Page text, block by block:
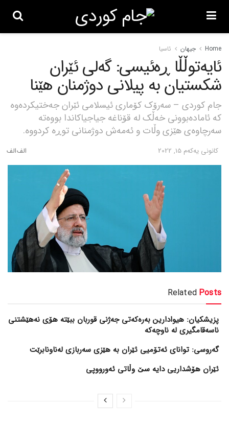
Home جیهان ئاسیا
ئایەتوڵڵا ڕەئیسی: گەلی ئێران
شکستیان بە پیلانی دوژمنان هێنا
جام کوردی – سەرۆک کۆماری ئیسلامی ئێران جەختیکردەوە
کە ئامادەبوونی خەڵک لە قۆناغە جیاجیاکاندا بووەتە
سەرچاوەی هێزی وڵات و ئەمەش دوژمنانی توڕە کردووە.
كانونی یه‌كه‌م 15, 2022
Related Posts
پزیشکیان: هیوادارین بەرەکەتی جەژنی قوربان ببێتە هۆی نەهێشتنی
ناسەقامگیری لە ناوچەکە
گەروسی: توانای ئەتۆمیی ئێران بە هێزی سەربازی لەناونابرێت
ئێران هۆشداریی دایە سێ وڵاتی ئەورووپی